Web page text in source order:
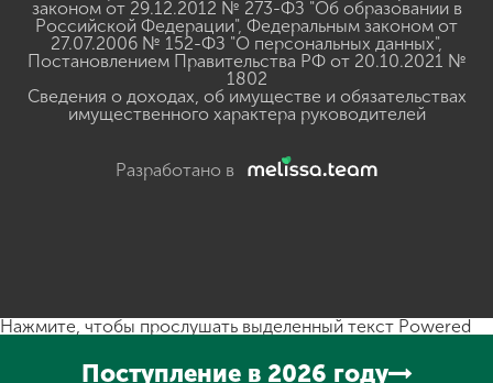
законом от 29.12.2012 № 273-ФЗ "Об образовании в
Российской Федерации", Федеральным законом от
27.07.2006 № 152-ФЗ "О персональных данных",
Постановлением Правительства РФ от 20.10.2021 №
1802
Сведения о доходах, об имуществе и обязательствах
имущественного характера руководителей
Разработано в
Поступление в 2026 году
Нажмите, чтобы прослушать выделенный текст Powered